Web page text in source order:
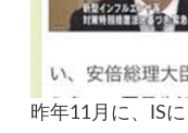
昨年11月に、IS